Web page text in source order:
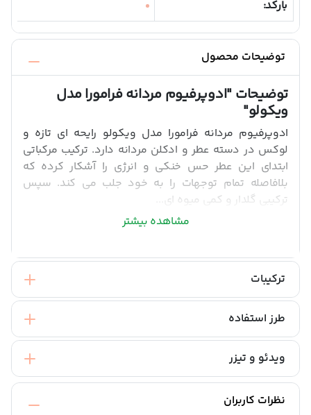
بارکد:
توضیحات محصول
توضیحات"ادوپرفیوم مردانه فرامورا مدل
ویکولو"
ادوپرفیوم مردانه فرامورا مدل ویکولو رایحه ای تازه و
لوکس در دسته عطر و ادکلن مردانه دارد. ترکیب مرکباتی
ابتدای این عطر حس خنکی و انرژی را آشکار کرده که
بلافاصله تمام توجهات را به خود جلب می کند. سپس
ترکیبی گلدار و کمی میوه ای...
مشاهده بیشتر
ترکیبات
طرز استفاده
ویدئو و تیزر
نظرات کاربران